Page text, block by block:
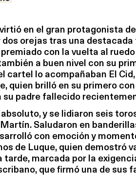
en el gran protagonista
orejas tras una
con la vuelta al
a buen nivel con su
cartel lo acompañaban El
quien brilló en su primero
padre fallecido
y se lidiaron seis
Saludaron en
con emoción y
de Luque, quien demostró
marcada por la
que firmó una de sus